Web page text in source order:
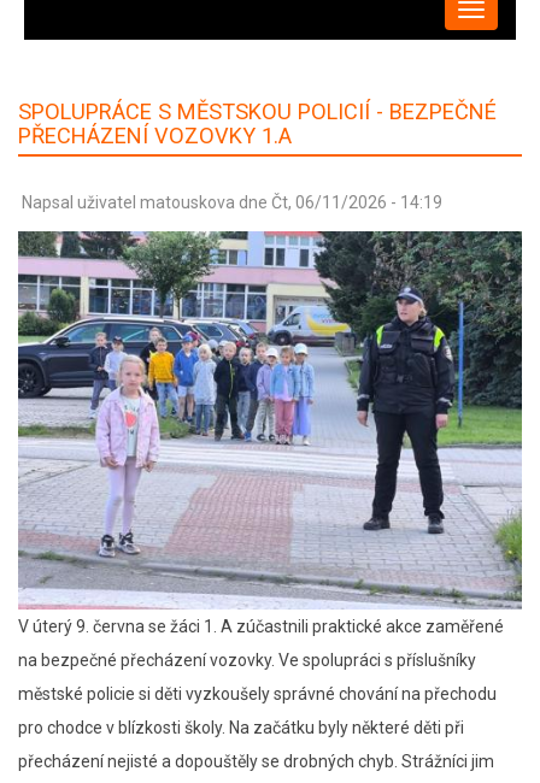
SPOLUPRÁCE S MĚSTSKOU POLICIÍ - BEZPEČNÉ
PŘECHÁZENÍ VOZOVKY 1.A
Napsal uživatel matouskova dne Čt, 06/11/2026 - 14:19
V úterý 9. června se žáci 1. A zúčastnili praktické akce zaměřené
na bezpečné přecházení vozovky. Ve spolupráci s příslušníky
městské policie si děti vyzkoušely správné chování na přechodu
pro chodce v blízkosti školy. Na začátku byly některé děti při
přecházení nejisté a dopouštěly se drobných chyb. Strážníci jim